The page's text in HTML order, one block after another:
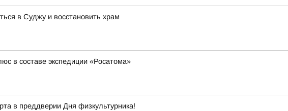
в Суджу и восстановить храм
в составе экспедиции «Росатома»
в преддверии Дня физкультурника!